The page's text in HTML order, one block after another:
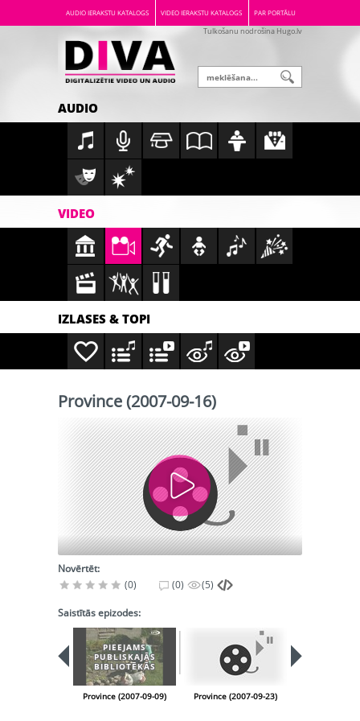
AUDIO IERAKSTU KATALOGS VIDEO IERAKSTU KATALOGS PAR PORTĀLU
Tulkošanu nodrošina Hugo.lv
AUDIO
VIDEO
IZLASES & TOPI
Province (2007-09-16)
Novērtēt:
(0)
(0) (5)
Saistītās epizodes:
PIEEJAMS
PUBLISKAJĀS
BIBLIOTĒKĀS
Province (2007-09-09) Province (2007-09-23)